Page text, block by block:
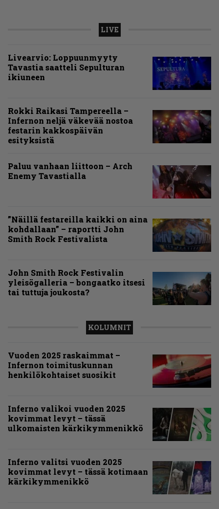
LIVE
Livearvio: Loppuunmyyty
Tavastia saatteli Sepulturan
ikiuneen
Rokki Raikasi Tampereella –
Infernon neljä väkevää nostoa
festarin kakkospäivän
esityksistä
Paluu vanhaan liittoon – Arch
Enemy Tavastialla
”Näillä festareilla kaikki on aina
kohdallaan” – raportti John
Smith Rock Festivalista
John Smith Rock Festivalin
yleisögalleria – bongaatko itsesi
tai tuttuja joukosta?
KOLUMNIT
Vuoden 2025 raskaimmat –
Infernon toimituskunnan
henkilökohtaiset suosikit
Inferno valikoi vuoden 2025
kovimmat levyt – tässä
ulkomaisten kärkikymmenikkö
Inferno valitsi vuoden 2025
kovimmat levyt – tässä kotimaan
kärkikymmenikkö